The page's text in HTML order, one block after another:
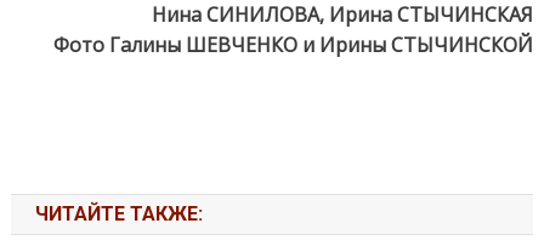
Нина СИНИЛОВА, Ирина СТЫЧИНСКАЯ
Фото Галины ШЕВЧЕНКО и Ирины СТЫЧИНСКОЙ
ЧИТАЙТЕ ТАКЖЕ: